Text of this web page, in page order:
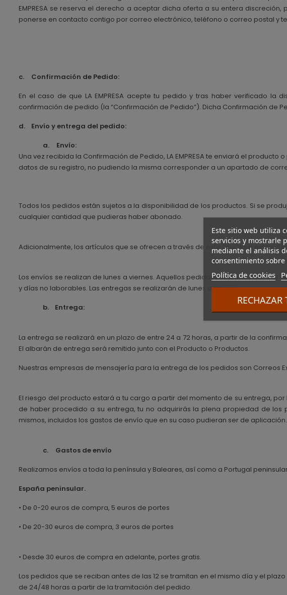
Este sitio web utiliza
servicios y mostrarle
mediante el análisis
consentimiento
Política de cookies
RECHAZAR
EMPRESA se reserva el derecho a aceptar dicha oferta a su entera
ponerse en contacto contigo por correo electrónico, teléfono o correo postal y
c.
Confirmación de Pedido:
En el caso de que LA EMPRESA acepte tu pedido y tras haber verificado
confirmación de pedido (la “Confirmación de Pedido”). Dicha Confirmación
d.
Envío y entrega del pedido:
a.
Envío:
Una vez recibida la Confirmación de Pedido, LA EMPRESA te enviará el
datos de su registro, no pudiendo la misma corresponder a un apartado de
Todos los pedidos están sujetos a la disponibilidad de los productos. Si se
cualquier cantidad que pudieras haber abonado.
Adicionalmente, los artículos que se ofrecen a través de este Sitio Web están
Los envíos se realizan de lunes a viernes. Aquellos pedidos realizados entre el
y días no laborables. Las entregas se realizarán de lunes a viernes.
b.
Entrega:
La entrega se realizará en un plazo de entre 24 a 72 horas, a partir de la
El albarán de entrega será remitido junto con el Producto o Productos.
Nuestras empresas de mensajería para la entrega de los pedidos son Correos
El riesgo del producto estará a tu cargo a partir del momento de su entrega,
de haber procedido a su entrega, tu no adquirirás la plena propiedad de los
mismos, incluidos los gastos de envío que en su caso pudieran ser de aplicación.
c.
Gastos de envío
Realizamos envíos a toda la península y Baleares, así como a Portugal
España peninsular.
• De 0-20 euros de compra, 5 euros de portes
• De 20-30 euros de compra, 3 euros de portes
• Desde 30 euros de compra en adelante, portes gratis.
Los pedidos que se reciban antes de las 12 se tramitan en el mismo día y el
de 24/48 horas a partir de la tramitación del pedido.